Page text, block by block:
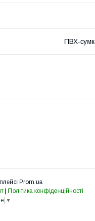
ПВХ-
Prom.ua
Політика конфіденційності
▼